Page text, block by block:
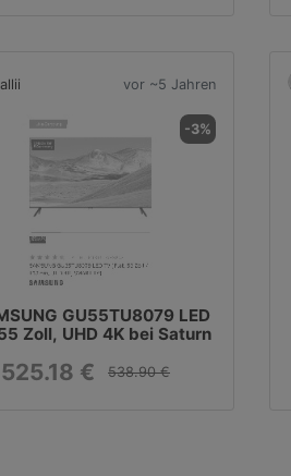
vor ~5 Jahren
-3%
GU55TU8079 LED
Zoll, UHD 4K bei Saturn
525.18 € 538.90 €